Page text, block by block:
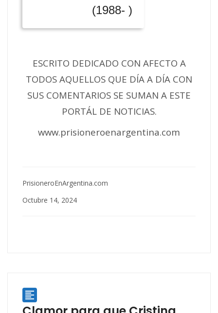
(1988- )
ESCRITO DEDICADO CON AFECTO A
TODOS AQUELLOS QUE DÍA A DÍA CON
SUS COMENTARIOS SE SUMAN A ESTE
PORTÁL DE NOTICIAS.
www.prisioneroenargentina.com
PrisioneroEnArgentina.com
Octubre 14, 2024
